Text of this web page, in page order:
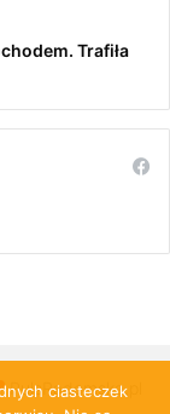
Trafiła
PulsRadomska.pl
ciasteczek